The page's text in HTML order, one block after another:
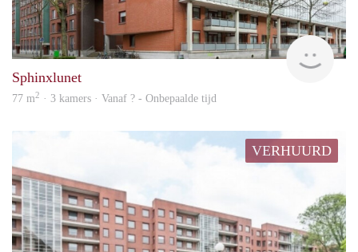
Sphinxlunet
77 m2 · 3 kamers · Vanaf ? - Onbepaalde tijd
VERHUURD